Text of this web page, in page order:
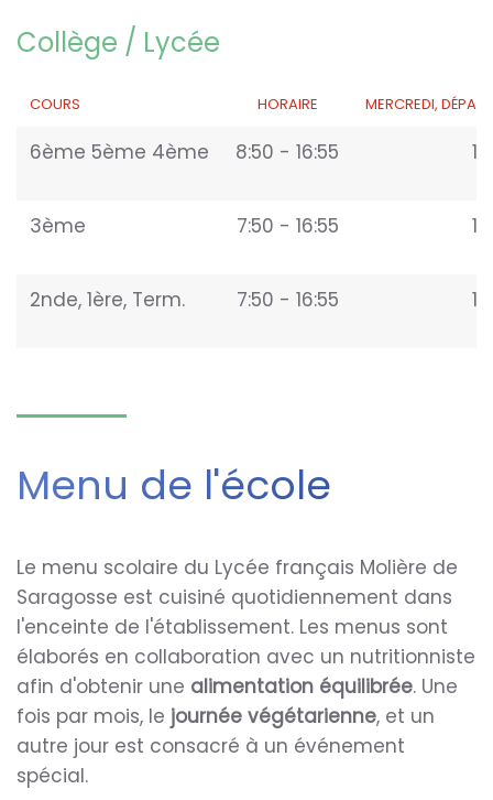
Collège / Lycée
COURS HORAIRE MERCREDI,
6ème 5ème 4ème 8:50 - 16:55
3ème 7:50 - 16:55
2nde, 1ère, Term. 7:50 - 16:55
Menu de l'école
Le menu scolaire du Lycée français Molière de
Saragosse est cuisiné quotidiennement dans
l'enceinte de l'établissement. Les menus sont
élaborés en collaboration avec un nutritionniste
afin d'obtenir une alimentation équilibrée. Une
fois par mois, le journée végétarienne, et un
autre jour est consacré à un événement
spécial.